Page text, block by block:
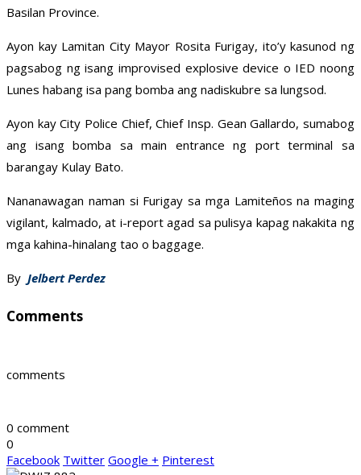
Basilan Province.
Ayon kay Lamitan City Mayor Rosita Furigay, ito’y kasunod ng
pagsabog ng isang improvised explosive device o IED noong
Lunes habang isa pang bomba ang nadiskubre sa lungsod.
Ayon kay City Police Chief, Chief Insp. Gean Gallardo, sumabog
ang isang bomba sa main entrance ng port terminal sa
barangay Kulay Bato.
Nananawagan naman si Furigay sa mga Lamiteños na maging
vigilant, kalmado, at i-report agad sa pulisya kapag nakakita ng
mga kahina-hinalang tao o baggage.
By Jelbert Perdez
Comments
comments
0 comment
0
Facebook Twitter Google + Pinterest